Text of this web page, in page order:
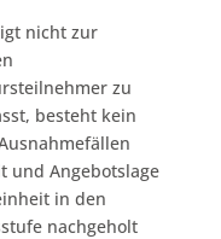
nicht zur
zu
besteht kein
und Angebotslage
in den
nachgeholt